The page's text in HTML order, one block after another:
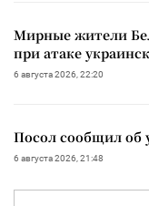
Мирные жители
при атаке
6 августа 2026, 22:20
Посол сообщил об
6 августа 2026, 21:48